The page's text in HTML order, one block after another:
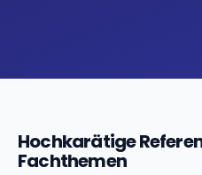
Hochkarätige
Fachthemen